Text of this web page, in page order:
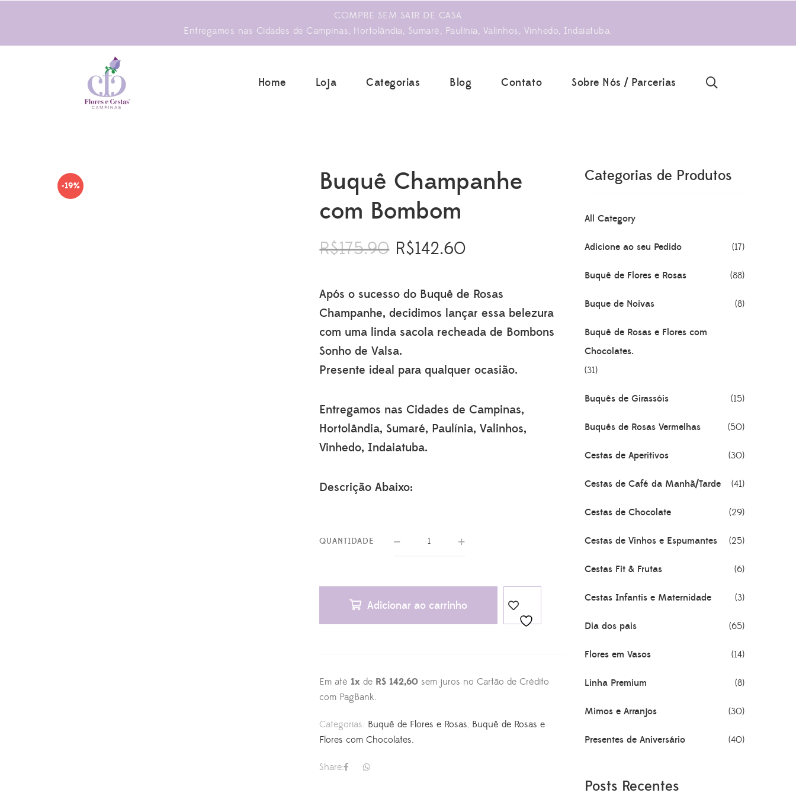
COMPRE SEM SAIR DE CASA
Entregamos nas Cidades de Campinas, Hortolândia, Sumaré, Paulínia, Valinhos, Vinhedo, Indaiatuba.
Home Loja Categorias Blog Contato Sobre Nós / Parcerias
-19%
Buquê Champanhe
com Bombom
R$175.90
O
era:
R$175.90.
R$142.60O
é:
Após o sucesso do Buquê de Rosas
Champanhe, decidimos lançar essa belezura
com uma linda sacola recheada de Bombons
Sonho de Valsa.
Presente ideal para qualquer ocasião.
Entregamos nas Cidades de Campinas,
Hortolândia, Sumaré, Paulínia, Valinhos,
Vinhedo, Indaiatuba.
Descrição Abaixo:
QUANTIDADE
Adicionar ao carrinho
Em até1x de R$ 142,60 sem juros no Cartão de Crédito
com PagBank.
Categorias: Buquê de Flores e Rosas, Buquê de Rosas e
Flores com Chocolates.
Share:
Categorias de Produtos
All Category
Adicione ao seu Pedido (17)
Buquê de Flores e Rosas (88)
Buque de Noivas (8)
Buquê de Rosas e Flores com
Chocolates.
(31)
Buquês de Girassóis (15)
Buquês de Rosas Vermelhas (50)
Cestas de Aperitivos (30)
Cestas de Café da Manhã/Tarde (41)
Cestas de Chocolate (29)
Cestas de Vinhos e Espumantes (25)
Cestas Fit & Frutas (6)
Cestas Infantis e Maternidade (3)
Dia dos pais (65)
Flores em Vasos (14)
Linha Premium (8)
Mimos e Arranjos (30)
Presentes de Aniversário (40)
Posts Recentes